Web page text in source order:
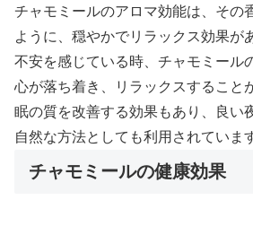
チャモミールのアロマ効能は、その
ように、穏やかでリラックス効果が
不安を感じている時、チャモミール
心が落ち着き、リラックスすること
眠の質を改善する効果もあり、良い
自然な方法としても利用されていま
チャモミールの健康効果